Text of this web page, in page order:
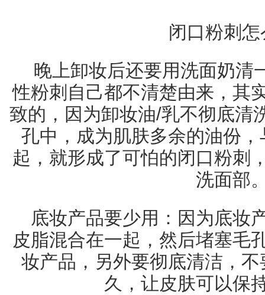
闭口粉刺
晚上卸妆后还要用洗面奶清
性粉刺自己都不清楚由来，其
致的，因为卸妆油/乳不彻底清
孔中，成为肌肤多余的油份
起，就形成了可怕的闭口粉刺
洗面部
底妆产品要少用：因为底妆
皮脂混合在一起，然后堵塞毛
妆产品，另外要彻底清洁，
久，让皮肤可以保